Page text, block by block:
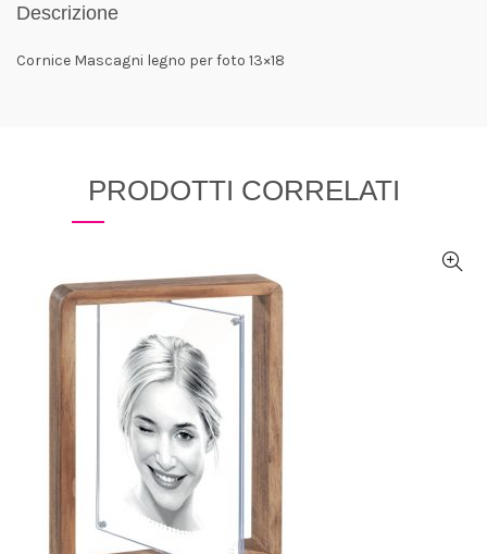
Descrizione
Cornice Mascagni legno per foto 13×18
PRODOTTI CORRELATI